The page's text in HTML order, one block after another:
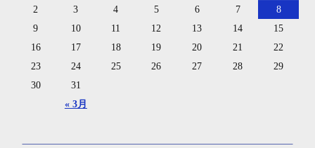
« 3月
2
3 4 5 6 7
8
9
10 11 12 13 14
15
16
17 18 19 20 21
22
23
24 25 26 27 28
29
30
31